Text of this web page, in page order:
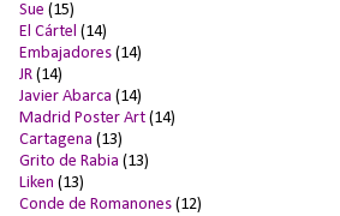
Sue (15)
El Cártel (14)
Embajadores (14)
JR (14)
Javier Abarca (14)
Madrid Poster Art (14)
Cartagena (13)
Grito de Rabia (13)
Liken (13)
Conde de Romanones (12)